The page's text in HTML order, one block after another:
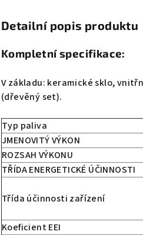
Detailní popis produktu
Kompletní specifikace:
V základu: keramické sklo,
(dřevěný set).
Typ paliva
JMENOVITÝ VÝKON
ROZSAH VÝKONU
TŘÍDA ENERGETICKÉ ÚČINNOSTI
Třída účinnosti zařízení
Koeficient EEI